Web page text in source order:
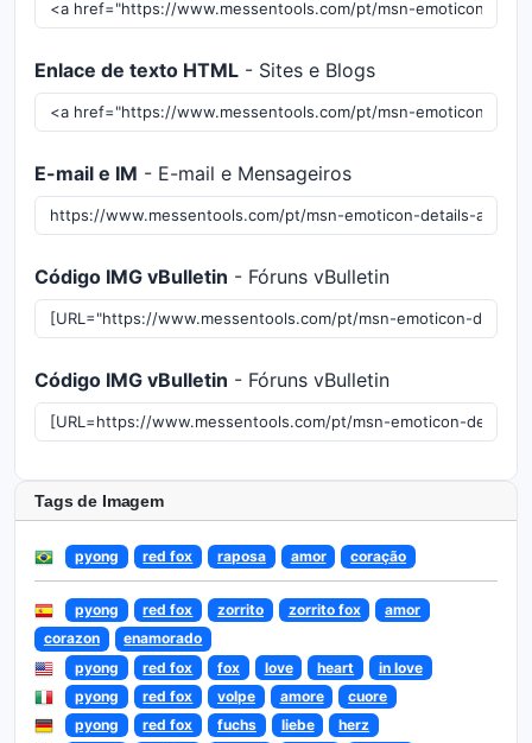
Enlace de texto HTML - Sites e Blogs
E-mail e IM - E-mail e Mensageiros
Código IMG vBulletin - Fóruns vBulletin
Código IMG vBulletin - Fóruns vBulletin
Tags de Imagem
pyong red fox raposa amor coração
pyong red fox zorrito zorrito fox
amor
corazon
enamorado
pyong
red fox fox love heart
in love
pyong
red fox volpe amore
cuore
pyong
red fox fuchs liebe
herz